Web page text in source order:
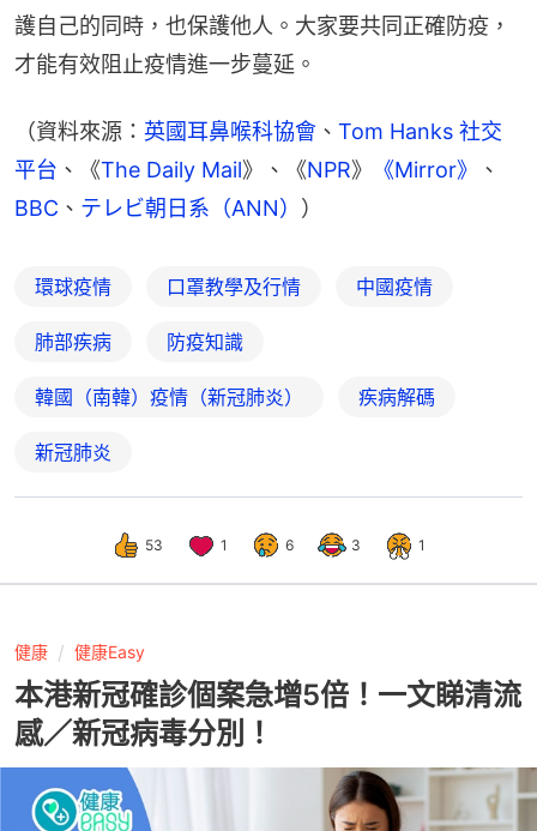
護自己的同時，也保護他人。大家要共同正確防疫，
才能有效阻止疫情進一步蔓延。
（資料來源： 英國耳鼻喉科協會 、 Tom Hanks 社交
平台 、《The Daily Mail》、《NPR》 《Mirror》
、
BBC 、 テレビ朝日系（ANN） ）
環球疫情 口罩教學及行情 中國疫情
肺部疾病 防疫知識
韓國（南韓）疫情（新冠肺炎） 疾病解碼
新冠肺炎
53 1 6 3 1
健康 健康Easy
本港新冠確診個案急增5倍！一文睇清流
感／新冠病毒分別！